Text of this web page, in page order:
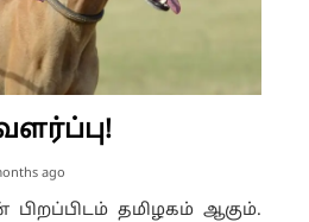
ago
தமிழகம் ஆகும்.